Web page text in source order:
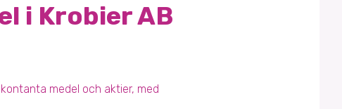
i Krobier AB
medel och aktier, med